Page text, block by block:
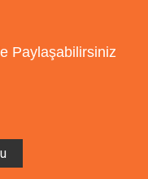
Paylaşabilirsiniz